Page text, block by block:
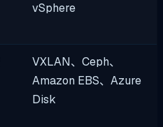
vSphere
VXLAN、Ceph、
Amazon EBS、Azure
Disk